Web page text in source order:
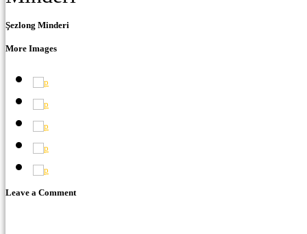
Şezlong Minderi
More Images
Leave a Comment